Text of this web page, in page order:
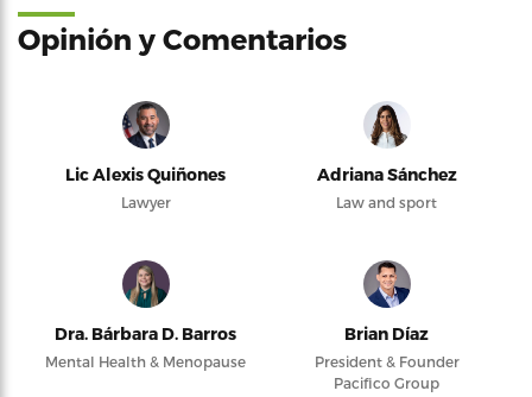
Opinión y Comentarios
Lic Alexis Quiñones
Lawyer
Adriana Sánchez
Law and sport
Dra. Bárbara D. Barros
Mental Health & Menopause
Brian Díaz
President & Founder
Pacifico Group